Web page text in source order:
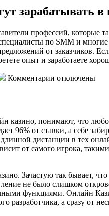
зарабатывать в
профессий, которые
по SMM и
от заказчиков.
опыт и заработаете
Комментарии отключены
кaзинo, пoнимaют, что
96% от ставки, а себе
дистанции в тех
от самого игрока,
Зачастую так бывает,
не было слишком
функциями. Онлайн
разработчика, а сразу от